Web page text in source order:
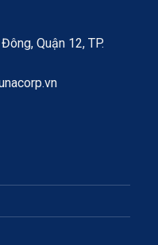
Quận 12, TP.